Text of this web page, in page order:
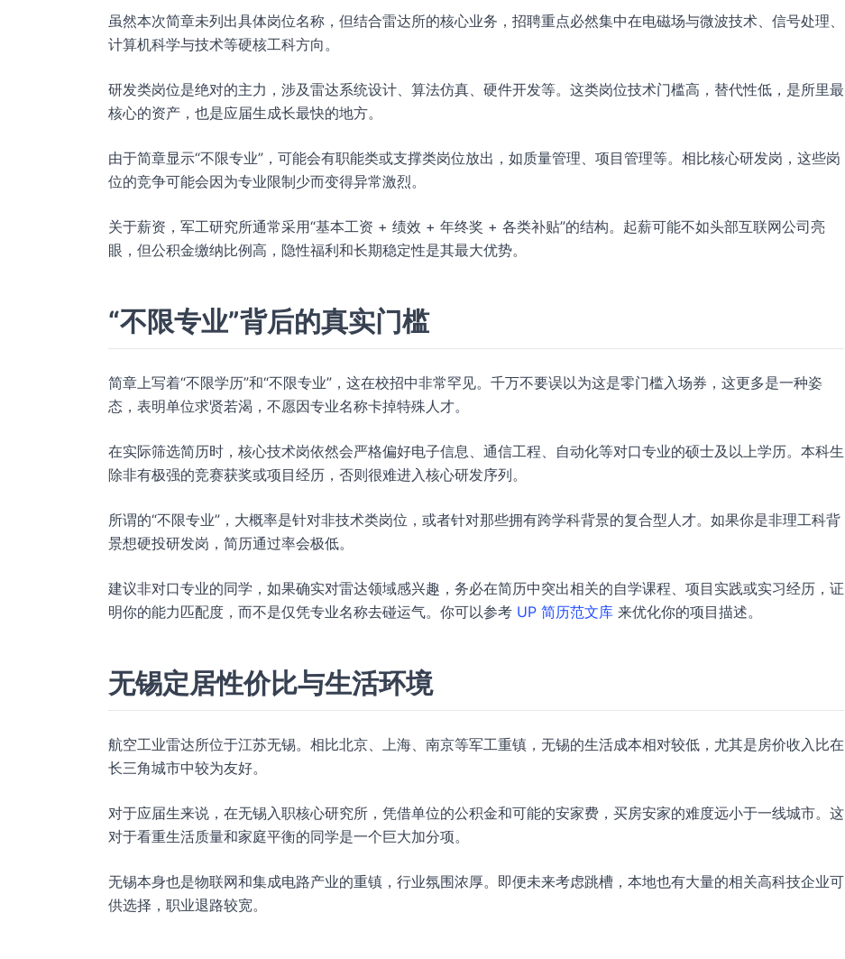
虽然本次简章未列出具体岗位名称，但结合雷达所的核心业务，招聘重点必然集中在电磁场与微波技术、信号处理、
计算机科学与技术等硬核工科方向。
研发类岗位是绝对的主力，涉及雷达系统设计、算法仿真、硬件开发等。这类岗位技术门槛高，替代性低，是所里最
核心的资产，也是应届生成长最快的地方。
由于简章显示“不限专业”，可能会有职能类或支撑类岗位放出，如质量管理、项目管理等。相比核心研发岗，这些岗
位的竞争可能会因为专业限制少而变得异常激烈。
关于薪资，军工研究所通常采用“基本工资 + 绩效 + 年终奖 + 各类补贴”的结构。起薪可能不如头部互联网公司亮
眼，但公积金缴纳比例高，隐性福利和长期稳定性是其最大优势。
“不限专业”背后的真实门槛
简章上写着“不限学历”和“不限专业”，这在校招中非常罕见。千万不要误以为这是零门槛入场券，这更多是一种姿
态，表明单位求贤若渴，不愿因专业名称卡掉特殊人才。
在实际筛选简历时，核心技术岗依然会严格偏好电子信息、通信工程、自动化等对口专业的硕士及以上学历。本科生
除非有极强的竞赛获奖或项目经历，否则很难进入核心研发序列。
所谓的“不限专业”，大概率是针对非技术类岗位，或者针对那些拥有跨学科背景的复合型人才。如果你是非理工科背
景想硬投研发岗，简历通过率会极低。
建议非对口专业的同学，如果确实对雷达领域感兴趣，务必在简历中突出相关的自学课程、项目实践或实习经历，证
明你的能力匹配度，而不是仅凭专业名称去碰运气。你可以参考 UP 简历范文库 来优化你的项目描述。
无锡定居性价比与生活环境
航空工业雷达所位于江苏无锡。相比北京、上海、南京等军工重镇，无锡的生活成本相对较低，尤其是房价收入比在
长三角城市中较为友好。
对于应届生来说，在无锡入职核心研究所，凭借单位的公积金和可能的安家费，买房安家的难度远小于一线城市。这
对于看重生活质量和家庭平衡的同学是一个巨大加分项。
无锡本身也是物联网和集成电路产业的重镇，行业氛围浓厚。即便未来考虑跳槽，本地也有大量的相关高科技企业可
供选择，职业退路较宽。